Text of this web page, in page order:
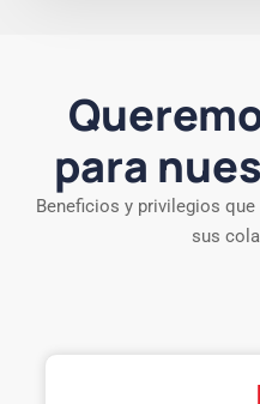
para
Beneficios y privilegios
sus